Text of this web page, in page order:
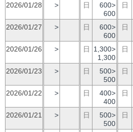
2026/01/28
> 日
600>
600
日
2026/01/27
> 日
600>
600
日
2026/01/26
> 日
1,300>
1,300
日
2026/01/23
> 日
500>
500
日
2026/01/22
> 日
400>
400
日
2026/01/21
> 日
500>
500
日